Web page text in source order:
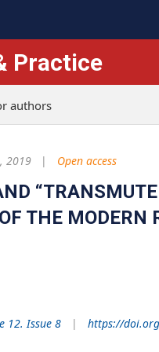
Practice
authors
2019 Open access
THE MODERN
12. Issue 8 https://